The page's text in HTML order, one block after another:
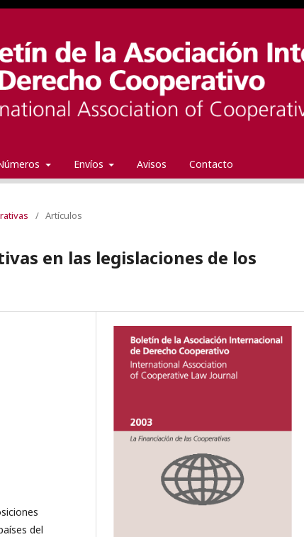
Envíos Avisos Contacto
/ Artículos
en las legislaciones de los
del